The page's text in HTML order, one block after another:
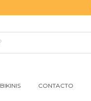
BIKINIS CONTACTO